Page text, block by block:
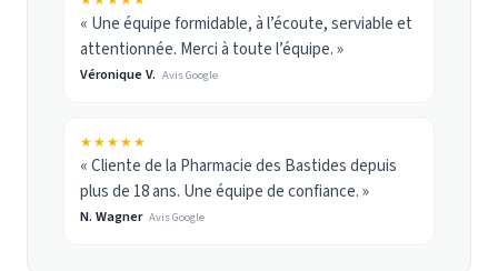
« Une équipe formidable, à l’écoute, serviable et
attentionnée. Merci à toute l’équipe. »
Véronique V. Avis Google
★★★★★
« Cliente de la Pharmacie des Bastides depuis
plus de 18 ans. Une équipe de confiance. »
N. Wagner Avis Google